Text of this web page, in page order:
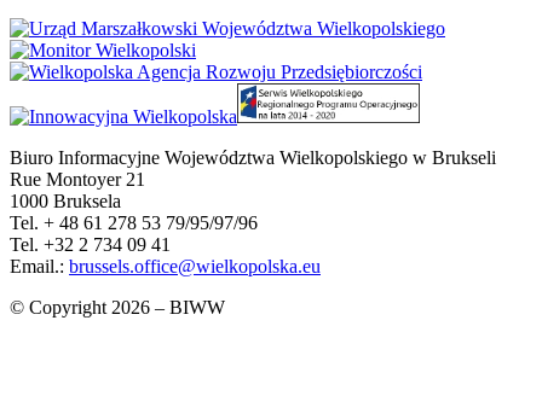
Biuro Informacyjne Województwa Wielkopolskiego w Brukseli
Rue Montoyer 21
1000 Bruksela
Tel. + 48 61 278 53 79/95/97/96
Tel. +32 2 734 09 41
Email.: brussels.office@wielkopolska.eu
© Copyright 2026 – BIWW